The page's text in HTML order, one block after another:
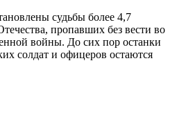
судьбы более 4,7
, пропавших без вести во
войны. До сих пор останки
солдат и офицеров остаются